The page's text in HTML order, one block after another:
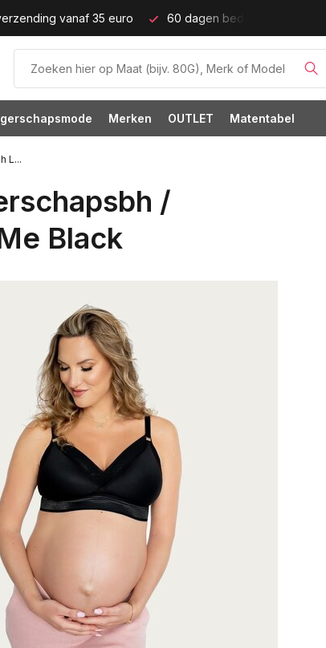
bedenktijd! Grote cupmaten (t/m cup M)!
Merken OUTLET Matentabel
L...
/
Black